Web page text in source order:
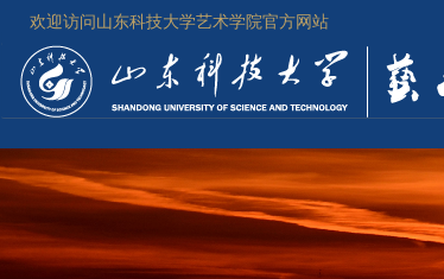
欢迎访问山东科技大学艺术学院官方网站